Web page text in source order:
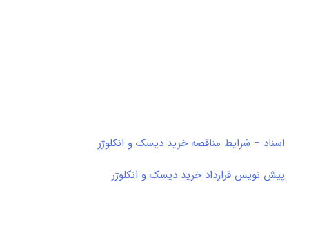
اسناد – شرایط مناقصه خرید دیسک و انکلوژر
پیش نویس قرارداد خرید دیسک و انکلوژر